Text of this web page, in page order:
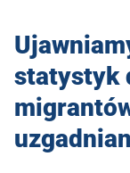
statystyk